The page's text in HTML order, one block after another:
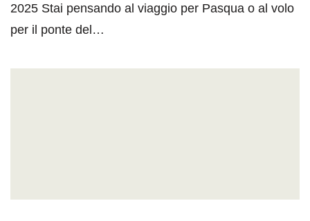
2025 Stai pensando al viaggio per Pasqua o al volo
per il ponte del…